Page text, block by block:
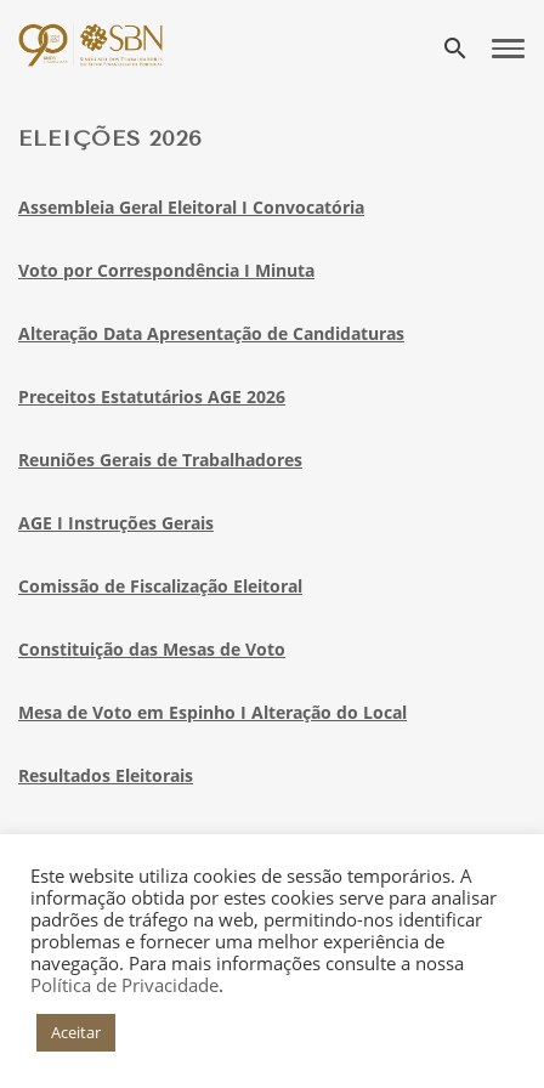
search
ELEIÇÕES 2026
Assembleia Geral Eleitoral I Convocatória
Voto por Correspondência I Minuta
Alteração Data Apresentação de Candidaturas
Preceitos Estatutários AGE 2026
Reuniões Gerais de Trabalhadores
AGE I Instruções Gerais
Comissão de Fiscalização Eleitoral
Constituição das Mesas de Voto
Mesa de Voto em Espinho I Alteração do Local
Resultados Eleitorais
+INFO
Este website utiliza cookies de sessão temporários. A
informação obtida por estes cookies serve para analisar
padrões de tráfego na web, permitindo-nos identificar
problemas e fornecer uma melhor experiência de
navegação. Para mais informações consulte a nossa
Política de Privacidade.
Aceitar